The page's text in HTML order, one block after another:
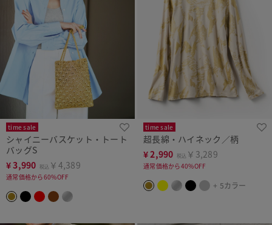
time sale
シャイニーバスケット・トート
バッグS
¥3,990 税込 ￥4,389
通常価格から60%OFF
time sale
超長綿・ハイネック／柄
¥2,990 税込 ￥3,289
通常価格から40%OFF
+ 5カラー